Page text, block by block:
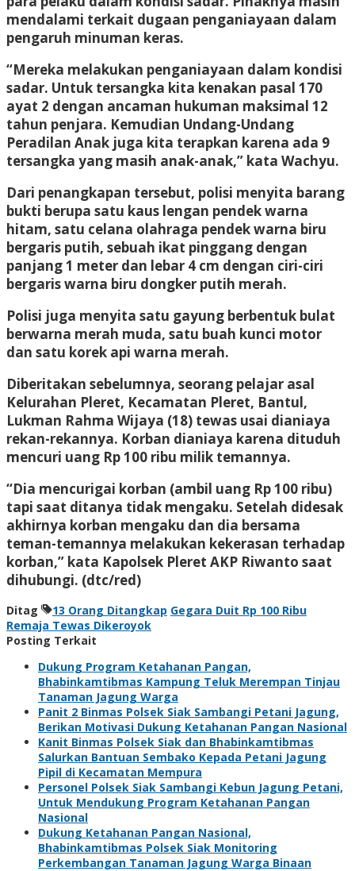
mendalami terkait dugaan penganiayaan dalam
pengaruh minuman keras.
“Mereka melakukan penganiayaan dalam kondisi
sadar. Untuk tersangka kita kenakan pasal 170
ayat 2 dengan ancaman hukuman maksimal 12
tahun penjara. Kemudian Undang-Undang
Peradilan Anak juga kita terapkan karena ada 9
tersangka yang masih anak-anak,” kata Wachyu.
Dari penangkapan tersebut, polisi menyita barang
bukti berupa satu kaus lengan pendek warna
hitam, satu celana olahraga pendek warna biru
bergaris putih, sebuah ikat pinggang dengan
panjang 1 meter dan lebar 4 cm dengan ciri-ciri
bergaris warna biru dongker putih merah.
Polisi juga menyita satu gayung berbentuk bulat
berwarna merah muda, satu buah kunci motor
dan satu korek api warna merah.
Diberitakan sebelumnya, seorang pelajar asal
Kelurahan Pleret, Kecamatan Pleret, Bantul,
Lukman Rahma Wijaya (18) tewas usai dianiaya
rekan-rekannya. Korban dianiaya karena dituduh
mencuri uang Rp 100 ribu milik temannya.
“Dia mencurigai korban (ambil uang Rp 100 ribu)
tapi saat ditanya tidak mengaku. Setelah didesak
akhirnya korban mengaku dan dia bersama
teman-temannya melakukan kekerasan terhadap
korban,” kata Kapolsek Pleret AKP Riwanto saat
dihubungi. (dtc/red)
Ditag 13 Orang Ditangkap Gegara Duit Rp 100 Ribu
Remaja Tewas Dikeroyok
Posting Terkait
Dukung Program Ketahanan Pangan,
Bhabinkamtibmas Kampung Teluk Merempan Tinjau
Tanaman Jagung Warga
Panit 2 Binmas Polsek Siak Sambangi Petani Jagung,
Berikan Motivasi Dukung Ketahanan Pangan Nasional
Kanit Binmas Polsek Siak dan Bhabinkamtibmas
Salurkan Bantuan Sembako Kepada Petani Jagung
Pipil di Kecamatan Mempura
Personel Polsek Siak Sambangi Kebun Jagung Petani,
Untuk Mendukung Program Ketahanan Pangan
Nasional
Dukung Ketahanan Pangan Nasional,
Bhabinkamtibmas Polsek Siak Monitoring
Perkembangan Tanaman Jagung Warga Binaan